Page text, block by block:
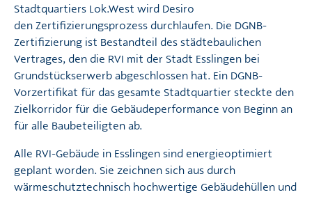
Stadtquartiers Lok.West wird Desiro
den Zertifizierungsprozess durchlaufen. Die DGNB-
Zertifizierung ist Bestandteil des städtebaulichen
Vertrages, den die RVI mit der Stadt Esslingen bei
Grundstückserwerb abgeschlossen hat. Ein DGNB-
Vorzertifikat für das gesamte Stadtquartier steckte den
Zielkorridor für die Gebäudeperformance von Beginn an
für alle Baubeteiligten ab.
Alle RVI-Gebäude in Esslingen sind energieoptimiert
geplant worden. Sie zeichnen sich aus durch
wärmeschutztechnisch hochwertige Gebäudehüllen und